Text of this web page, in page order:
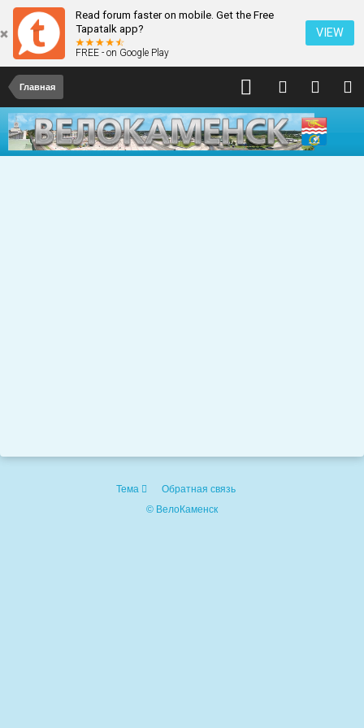
Read forum faster on mobile. Get the Free
Tapatalk app?
FREE - on Google Play
VIEW
Главная
Тема
Обратная связь
© ВелоКаменск